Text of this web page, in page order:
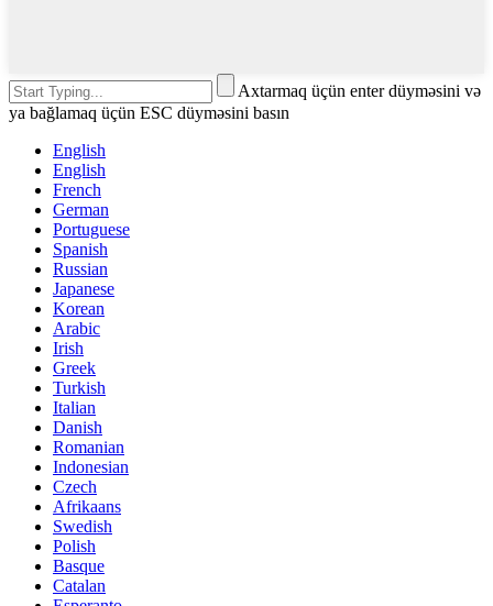
Axtarmaq üçün enter düyməsini və
ya bağlamaq üçün ESC düyməsini basın
English
English
French
German
Portuguese
Spanish
Russian
Japanese
Korean
Arabic
Irish
Greek
Turkish
Italian
Danish
Romanian
Indonesian
Czech
Afrikaans
Swedish
Polish
Basque
Catalan